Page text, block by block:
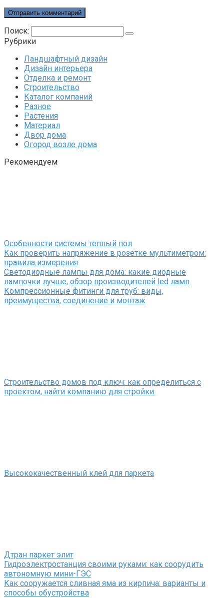
Поиск:
Рубрики
Ландшафтный дизайн
Дизайн интерьера
Отделка и ремонт
Строительство
Каталог компаний
Разное
Растения
Материал
Двор дома
Огород возле дома
Рекомендуем
Особенности системы теплый пол
Как проверить напряжение в розетке мультиметром:
правила измерения
Светодиодные лампы для дома: какие диодные
лампочки лучше, обзор производителей led ламп
Компрессионные фитинги для труб: виды,
преимущества, соединение и монтаж
Строительство домов под ключ: как определиться с
проектом, найти компанию для стройки.
Высококачественный клей для паркета
Дтран паркет элит
Гидроэлектростанция своими руками: как соорудить
автономную мини-ГЭС
Как сооружается сливная яма из кирпича: варианты и
способы обустройства